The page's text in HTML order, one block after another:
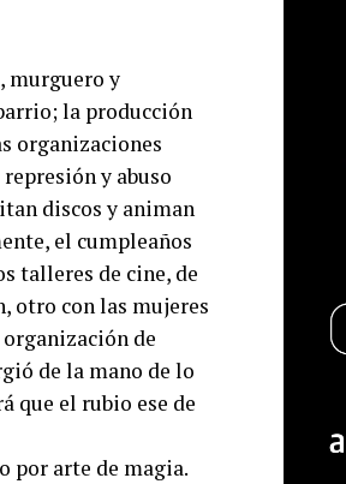
murguero y
la producción
organizaciones
y abuso
discos y animan
el cumpleaños
talleres de cine, de
otro con las mujeres
de
de la mano de lo
que el rubio ese de
por arte de magia.